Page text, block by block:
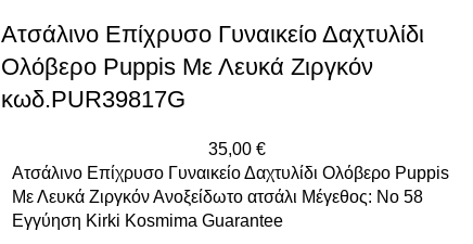
Ατσάλινο Επίχρυσο Γυναικείο Δαχτυλίδι
Ολόβερο Puppis Με Λευκά Ζιργκόν
κωδ.PUR39817G
35,00€
Ατσάλινο Επίχρυσο Γυναικείο Δαχτυλίδι Ολόβερο Puppis
Με Λευκά Ζιργκόν Ανοξείδωτο ατσάλι Μέγεθος: Νο 58
Εγγύηση Kirki Kosmima Guarantee